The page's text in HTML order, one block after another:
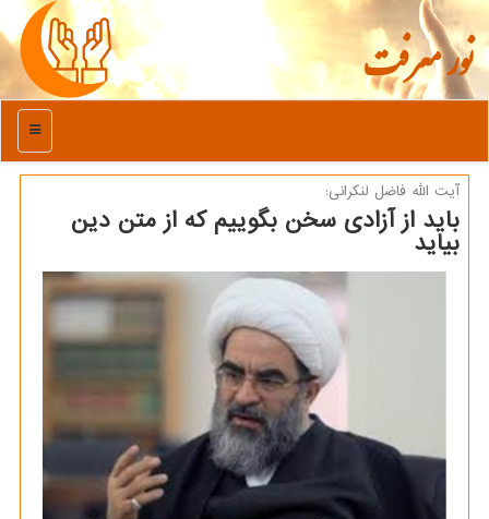
نور معرفت
منو
آیت الله فاضل لنكرانی:
باید از آزادی سخن بگوییم كه از متن دین
بیاید